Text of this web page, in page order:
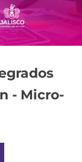
- Micro-